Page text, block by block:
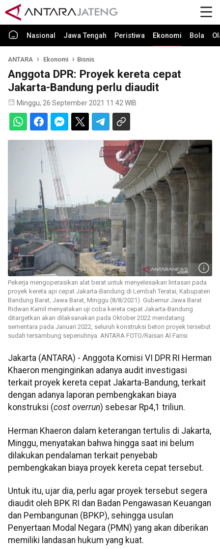
Nasional Jawa Tengah Peristiwa Ekonomi Bola
ANTARA Ekonomi Bisnis
Anggota DPR: Proyek kereta cepat
Jakarta-Bandung perlu diaudit
Minggu, 26 September 2021 11:42 WIB
Pekerja mengoperasikan alat berat untuk menyelesaikan lintasan pada
proyek kereta api cepat Jakarta-Bandung di Lembah Teratai, Kabupaten
Bandung Barat, Jawa Barat, Minggu (8/8/2021). Gubernur Jawa Barat
Ridwan Kamil menyatakan uji coba kereta cepat Jakarta-Bandung
ditargetkan akan dilaksanakan pada Oktober 2022 mendatang
sementara pada Januari 2022, seluruh konstruksi beton proyek tersebut
sudah tersambung sepenuhnya. ANTARA FOTO/Raisan Al Farisi
Jakarta (ANTARA) - Anggota Komisi VI DPR RI Herman
Khaeron menginginkan adanya audit investigasi
terkait proyek kereta cepat Jakarta-Bandung, terkait
dengan adanya laporan pembengkakan biaya
konstruksi (cost overrun) sebesar Rp4,1 triliun.
Herman Khaeron dalam keterangan tertulis di Jakarta,
Minggu, menyatakan bahwa hingga saat ini belum
dilakukan pendalaman terkait penyebab
pembengkakan biaya proyek kereta cepat tersebut.
Untuk itu, ujar dia, perlu agar proyek tersebut segera
diaudit oleh BPK RI dan Badan Pengawasan Keuangan
dan Pembangunan (BPKP), sehingga usulan
Penyertaan Modal Negara (PMN) yang akan diberikan
memiliki landasan hukum yang kuat.